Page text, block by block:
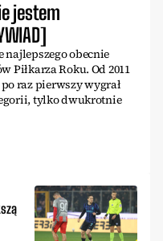
jestem
obecnie
Piłkarza Roku. Od 2011
raz pierwszy wygrał
tylko dwukrotnie